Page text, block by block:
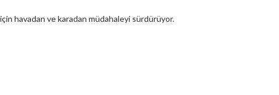
havadan ve karadan müdahaleyi sürdürüyor.